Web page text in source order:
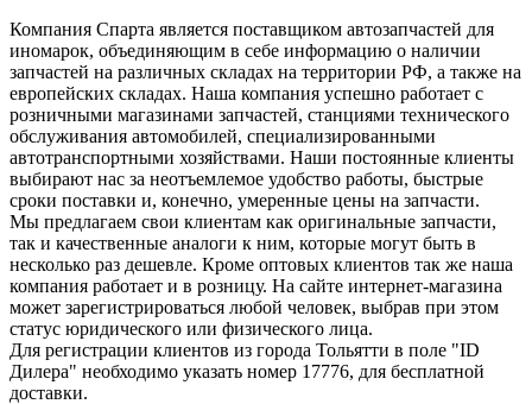
Компания Спарта является поставщиком автозапчастей для
иномарок, объединяющим в себе информацию о наличии
запчастей на различных складах на территории РФ, а также на
европейских складах. Наша компания успешно работает с
розничными магазинами запчастей, станциями технического
обслуживания автомобилей, специализированными
автотранспортными хозяйствами. Наши постоянные клиенты
выбирают нас за неотъемлемое удобство работы, быстрые
сроки поставки и, конечно, умеренные цены на запчасти.
Мы предлагаем свои клиентам как оригинальные запчасти,
так и качественные аналоги к ним, которые могут быть в
несколько раз дешевле. Кроме оптовых клиентов так же наша
компания работает и в розницу. На сайте интернет-магазина
может зарегистрироваться любой человек, выбрав при этом
статус юридического или физического лица.
Для регистрации клиентов из города Тольятти в поле "ID
Дилера" необходимо указать номер 17776, для бесплатной
доставки.